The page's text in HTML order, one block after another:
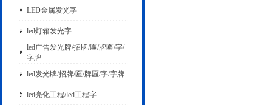
LED金属发光字
led灯箱发光字
led广告发光牌/招牌/匾/牌匾/字/
字牌
led发光牌/招牌/匾/牌匾/字/字牌
led亮化工程/led工程字